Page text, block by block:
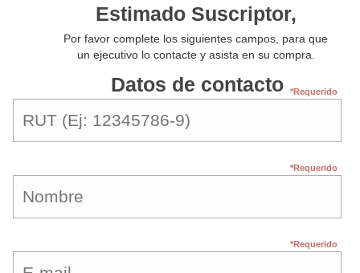
Estimado Suscriptor,
Por favor complete los siguientes campos, para que
un ejecutivo lo contacte y asista en su compra.
Datos de contacto *Requerido
*Requerido
*Requerido